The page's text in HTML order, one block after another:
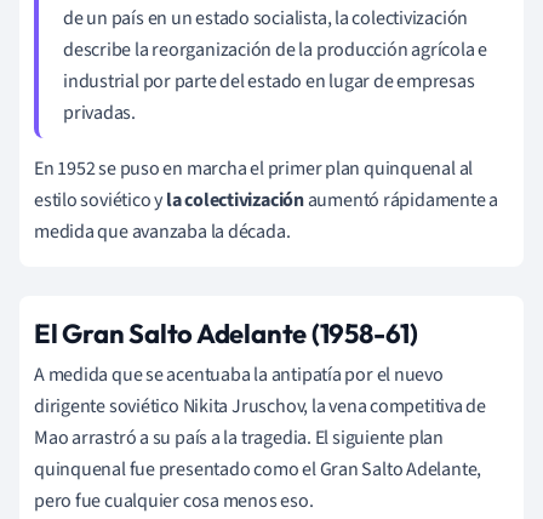
de un país en un estado socialista, la colectivización
describe la reorganización de la producción agrícola e
industrial por parte del estado en lugar de empresas
privadas.
En 1952 se puso en marcha el primer plan quinquenal al
estilo soviético yla colectivizaciónaumentó rápidamente a
medida que avanzaba la década.
El Gran Salto Adelante (1958-61)
A medida que se acentuaba la antipatía por el nuevo
dirigente soviético Nikita Jruschov, la vena competitiva de
Mao arrastró a su país a la tragedia. El siguiente plan
quinquenal fue presentado como el Gran Salto Adelante,
pero fue cualquier cosa menos eso.